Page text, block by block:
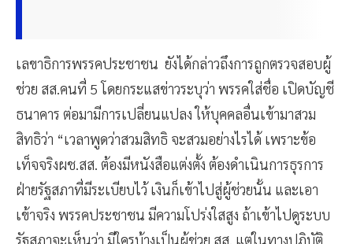
เลขาธิการพรรคประชาชน ยังได้กล่าวถึงการถูกตรวจสอบผู้
ช่วย สส.คนที่ 5 โดยกระแสข่าวระบุว่า พรรคใส่ชื่อ เปิดบัญชี
ธนาคาร ต่อมามีการเปลี่ยนแปลง ให้บุคคลอื่นเข้ามาสวม
สิทธิว่า “เวลาพูดว่าสวมสิทธิ จะสวมอย่างไรได้ เพราะข้อ
เท็จจริงผช.สส. ต้องมีหนังสือแต่งตั้ง ต้องดำเนินการธุรการ
ฝ่ายรัฐสภาที่มีระเบียบไว้ เงินก็เข้าไปสู่ผู้ช่วยนั้น และเอา
เข้าจริง พรรคประชาชน มีความโปร่งใสสูง ถ้าเข้าไปดูระบบ
รัฐสภาจะเห็นว่า มีใครบ้างเป็นผู้ช่วย สส. แต่ในทางปฏิบัติ